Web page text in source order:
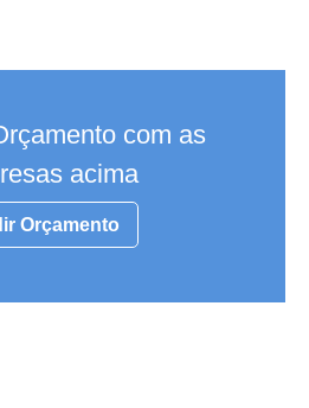
com as
acima
Orçamento